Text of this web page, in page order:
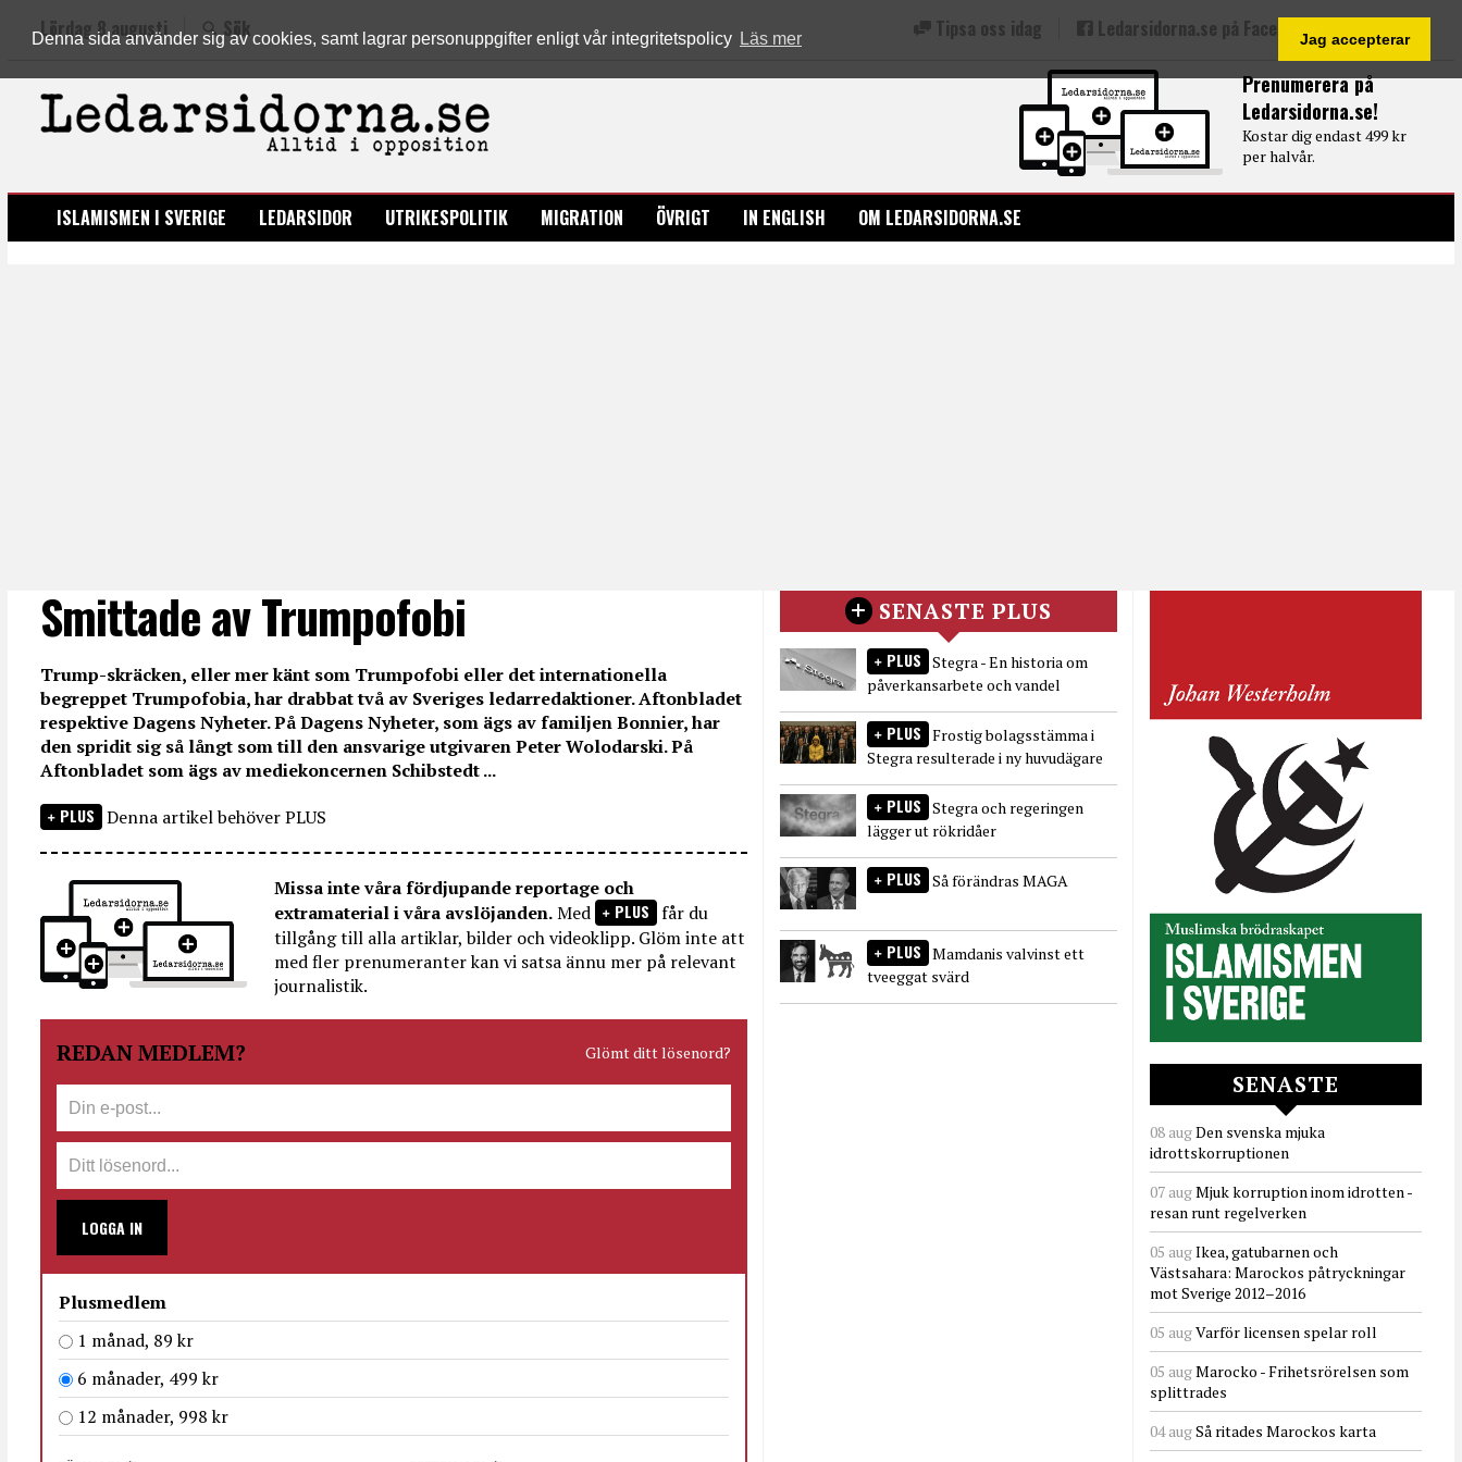
Denna sida använder sig av cookies, samt lagrar personuppgifter enligt vår integritetspolicy Läs mer Jag accepterar
Prenumerera på
Ledarsidorna.se!
Kostar dig endast 499 kr
per halvår.
Lördag 8 augusti Sök Tipsa oss idag Ledarsidorna.se på Facebook
LEDARSIDORNA.SE
ISLAMISMEN I SVERIGE LEDARSIDOR UTRIKESPOLITIK MIGRATION ÖVRIGT IN ENGLISH OM LEDARSIDORNA.SE
Smittade av Trumpofobi
Trump-skräcken, eller mer känt som Trumpofobi eller det internationella
begreppet Trumpofobia, har drabbat två av Sveriges ledarredaktioner. Aftonbladet
respektive Dagens Nyheter. På Dagens Nyheter, som ägs av familjen Bonnier, har
den spridit sig så långt som till den ansvarige utgivaren Peter Wolodarski. På
Aftonbladet som ägs av mediekoncernen Schibstedt ...
PLUS Denna artikel behöver PLUS
Missa inte våra fördjupande reportage och
extramaterial i våra avslöjanden.Med PLUS får du
tillgång till alla artiklar, bilder och videoklipp. Glöm inte att
med fler prenumeranter kan vi satsa ännu mer på relevant
journalistik.
REDAN MEDLEM? Glömt ditt lösenord?
LOGGA IN
Plusmedlem
1 månad, 89 kr
6 månader, 499 kr
12 månader, 998 kr
SENASTE PLUS
PLUS Stegra - En historia om
påverkansarbete och vandel
PLUS Frostig bolagsstämma i
Stegra resulterade i ny huvudägare
PLUS Stegra och regeringen
lägger ut rökridåer
PLUS Så förändras MAGA
PLUS Mamdanis valvinst ett
tveeggat svärd
SENASTE
08 augDen svenska mjuka
idrottskorruptionen
07 augMjuk korruption inom idrotten -
resan runt regelverken
05 augIkea, gatubarnen och
Västsahara: Marockos påtryckningar
mot Sverige 2012–2016
05 augVarför licensen spelar roll
05 augMarocko - Frihetsrörelsen som
splittrades
04 augSå ritades Marockos karta